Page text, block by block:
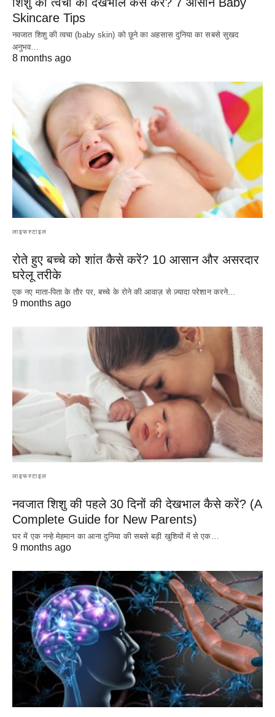
Skincare Tips
नवजात शिशु की त्वचा (baby skin) को छूने का अहसास दुनिया का सबसे सुखद
अनुभव…
8 months ago
लाइफस्टाइल
रोते हुए बच्चे को शांत कैसे करें? 10 आसान और असरदार
घरेलू तरीके
एक नए माता-पिता के तौर पर, बच्चे के रोने की आवाज़ से ज़्यादा परेशान करने…
9 months ago
लाइफस्टाइल
नवजात शिशु की पहले 30 दिनों की देखभाल कैसे करें? (A
Complete Guide for New Parents)
घर में एक नन्हे मेहमान का आना दुनिया की सबसे बड़ी खुशियों में से एक…
9 months ago